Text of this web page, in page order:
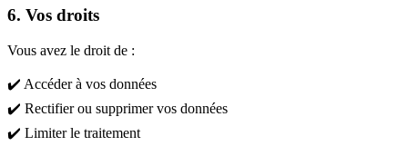
6. Vos droits
Vous avez le droit de :
✔️ Accéder à vos données
✔️ Rectifier ou supprimer vos données
✔️ Limiter le traitement